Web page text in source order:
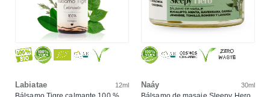
Labiatae 12ml Naáy 30ml